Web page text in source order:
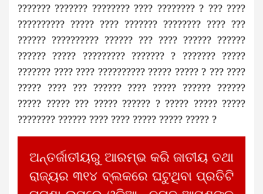
??????? ??????? ???????? ???? ???????? ? ??? ????
?????????? ????? ???? ??????? ???????? ???? ???
?????? ?????????? ?????? ??? ???? ?????? ??????
?????? ????? ????????? ??????? ? ??????? ?????
??????? ???? ???? ?????????? ????? ????? ? ??? ????
????? ???? ??? ?????? ???? ????? ?????? ??????
????? ????? ??? ????? ?????? ? ????? ????? ?????
???????? ?????? ???? ???? ????? ????? ????? ?
ଅନ୍ତର୍ଜାତୀୟରୁ ଆରମ୍ଭ କରି ଜାତୀୟ ତଥା
ରାଜ୍ୟର ୩୧୪ ବ୍ଲକରେ ଘଟୁଥିବା ପ୍ରତିଟି